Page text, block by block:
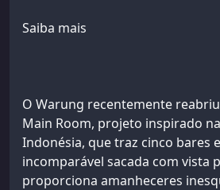
Saiba mais
O Warung recentemente
Main Room, projeto inspirado
Indonésia, que traz cinco bares
incomparável sacada com vista
proporciona amanheceres